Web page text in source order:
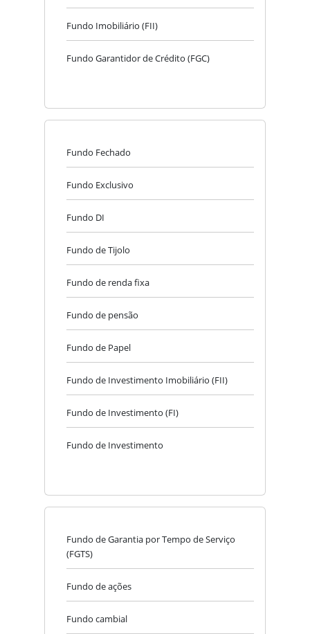
Fundo Imobiliário (FII)
Fundo Garantidor de Crédito (FGC)
Fundo Fechado
Fundo Exclusivo
Fundo DI
Fundo de Tijolo
Fundo de renda fixa
Fundo de pensão
Fundo de Papel
Fundo de Investimento Imobiliário (FII)
Fundo de Investimento (FI)
Fundo de Investimento
Fundo de Garantia por Tempo de Serviço
(FGTS)
Fundo de ações
Fundo cambial